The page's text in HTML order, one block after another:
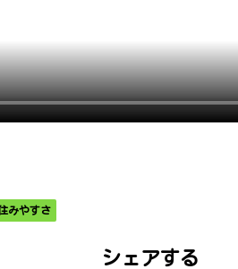
みやすさ
シェアする